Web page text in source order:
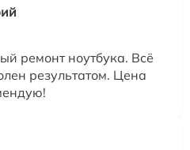
ремонт ноутбука. Всё
результатом. Цена